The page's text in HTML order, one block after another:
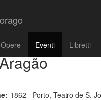
Opere Eventi Libretti
1862 - Porto, Teatro de S.